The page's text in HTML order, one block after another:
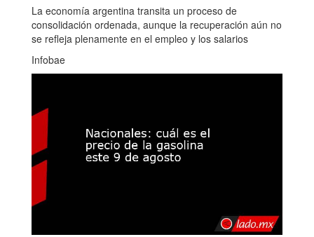
La economía argentina transita un proceso de
consolidación ordenada, aunque la recuperación aún no
se refleja plenamente en el empleo y los salarios
Infobae